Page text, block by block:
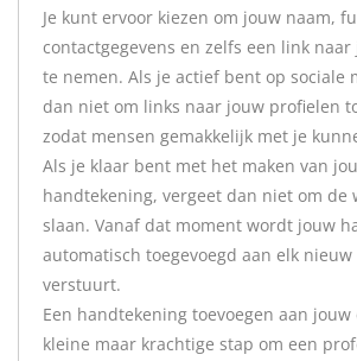
Je kunt ervoor kiezen om jouw naam,
contactgegevens en zelfs een link
te nemen. Als je actief bent op sociale
dan niet om links naar jouw profielen
zodat mensen gemakkelijk met je
Als je klaar bent met het maken van
handtekening, vergeet dan niet om de
slaan. Vanaf dat moment wordt jouw
automatisch toegevoegd aan elk
verstuurt.
Een handtekening toevoegen aan jouw
kleine maar krachtige stap om een